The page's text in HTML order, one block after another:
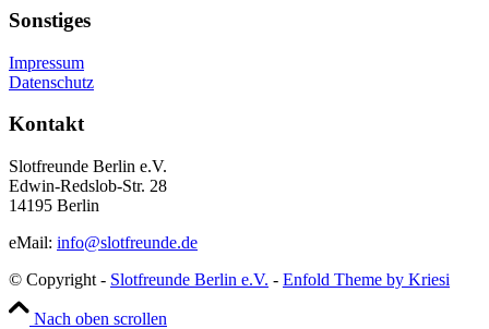
Sonstiges
Impressum
Datenschutz
Kontakt
Slotfreunde Berlin e.V.
Edwin-Redslob-Str. 28
14195 Berlin
eMail: info@slotfreunde.de
© Copyright - Slotfreunde Berlin e.V. - Enfold Theme by Kriesi
Nach oben scrollen